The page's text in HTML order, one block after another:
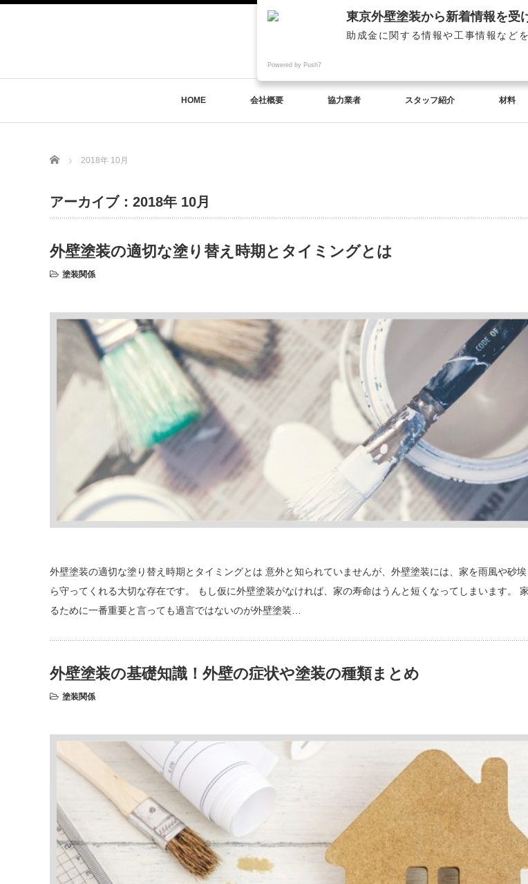
HOME 会社概要 協力業者 スタッフ紹介 材料
Home 2018年 10月
アーカイブ：2018年 10月
外壁塗装の適切な塗り替え時期とタイミングとは
塗装関係
外壁塗装の適切な塗り替え時期とタイミングとは 意外と知られていませんが、外壁塗装には、家を雨風や砂
ら守ってくれる大切な存在です。 もし仮に外壁塗装がなければ、家の寿命はうんと短くなってしまいます。
るために一番重要と言っても過言ではないのが外壁塗装…
外壁塗装の基礎知識！外壁の症状や塗装の種類まとめ
塗装関係
東京外壁塗装から新着情報を受
助成金に関する情報や工事情報など
Powered by Push7